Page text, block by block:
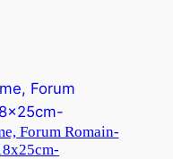
Forum Romain-